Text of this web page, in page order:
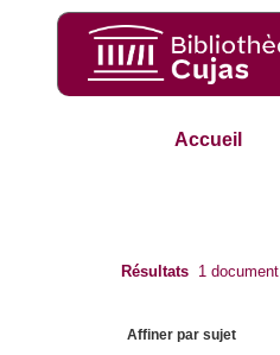
Accueil
Résultats 1 document
Affiner par sujet